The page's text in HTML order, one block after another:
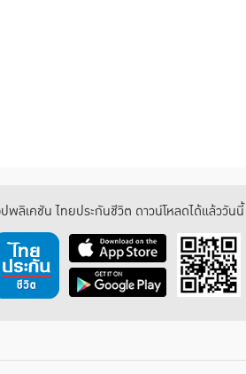
พลิเคชัน ไทยประกันชีวิต ดาวน์โหลดได้แล้ววันนี้